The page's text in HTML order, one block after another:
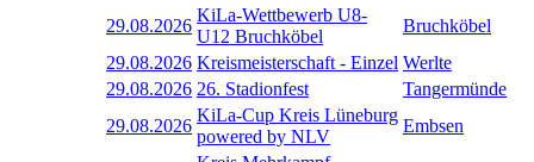
29.08.2026
KiLa-Wettbewerb U8-
U12 Bruchköbel
Bruchköbel
29.08.2026 Kreismeisterschaft - Einzel Werlte
29.08.2026 26. Stadionfest
Tangermünde
29.08.2026
KiLa-Cup Kreis Lüneburg
powered by NLV
Embsen